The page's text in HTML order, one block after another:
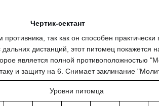
Чертик-сектант
так как он способен
дистанций, этот питомец покажется
является полной противоположностью
и защиту на 6. Снимает заклинание
Уровни питомца